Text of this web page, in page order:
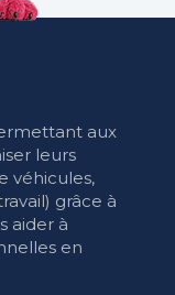
aux
leurs
véhicules,
grâce à
aider à
en